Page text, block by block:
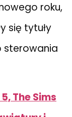
roku,
się tytuły
sterowania
The Sims